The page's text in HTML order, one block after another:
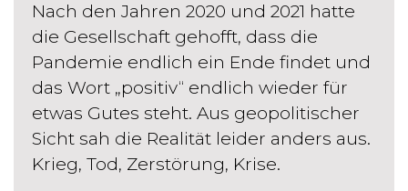
Nach den Jahren 2020 und 2021 hatte
die Gesellschaft gehofft, dass die
Pandemie endlich ein Ende findet und
das Wort „positiv“ endlich wieder für
etwas Gutes steht. Aus geopolitischer
Sicht sah die Realität leider anders aus.
Krieg, Tod, Zerstörung, Krise.